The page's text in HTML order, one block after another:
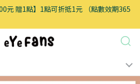
元 贈1點】1點可折抵1元 （點數效期365